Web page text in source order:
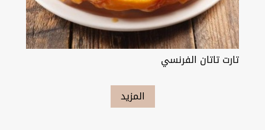
تارت تاتان الفرنسي
المزيد